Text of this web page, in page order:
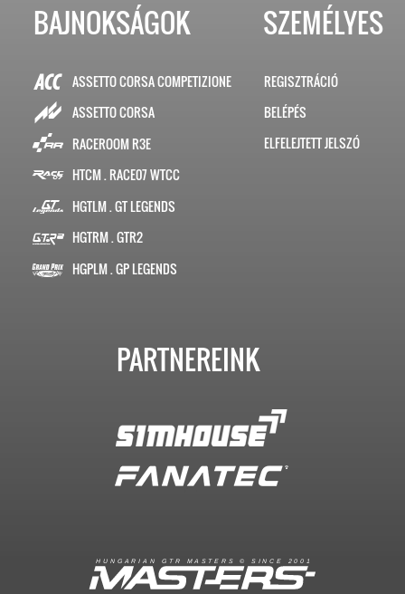
BAJNOKSÁGOK
ASSETTO CORSA COMPETIZIONE
ASSETTO CORSA
RACEROOM R3E
HTCM . RACE07 WTCC
HGTLM . GT LEGENDS
HGTRM . GTR2
HGPLM . GP LEGENDS
SZEMÉLYES
REGISZTRÁCIÓ
BELÉPÉS
ELFELEJTETT JELSZÓ
PARTNEREINK
H U N G A R I A N G T R M A S T E R S © S I N C E 2 0 0 1